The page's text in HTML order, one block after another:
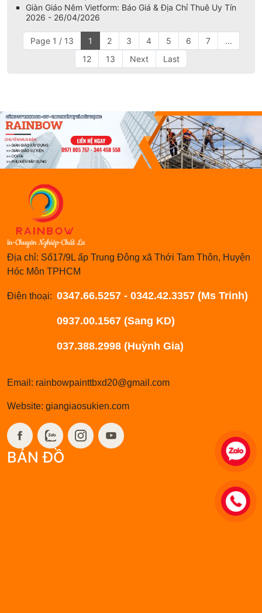
Giàn Giáo Xây Dựng Tại TP.HCM: Báo Giá Thuê & Mua Tốt
Nhất 2026 - 26/04/2026
Giàn Giáo Nêm Vietform: Báo Giá & Địa Chỉ Thuê Uy Tín
2026 - 26/04/2026
1 2 3 4 5
Địa chỉ: Số17/9L ấp Trung Đông xã Thới Tam Thôn, Huyện
Email: rainbowpainttbxd20@gmail.com
Website: giangiaosukien.com